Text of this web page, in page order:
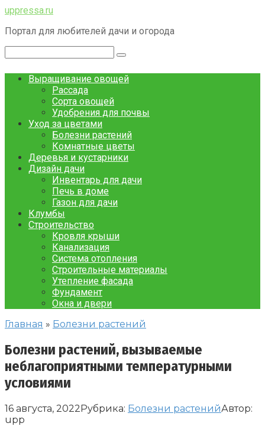
Перейти
контенту
uppressa.ru
Портал для любителей дачи и огорода
Выращивание овощей
Рассада
Сорта овощей
Удобрения для почвы
Уход за цветами
Болезни растений
Комнатные цветы
Деревья и кустарники
Дизайн дачи
Инвентарь для дачи
Печь в доме
Газон для дачи
Клумбы
Строительство
Кровля крыши
Канализация
Система отопления
Строительные материалы
Утепление фасада
Фундамент
Окна и двери
Главная » Болезни растений
Болезни растений, вызываемые
неблагоприятными температурными
условиями
16 августа, 2022Рубрика: Болезни растенийАвтор:
upp